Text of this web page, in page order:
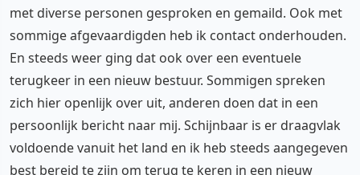
met diverse personen gesproken en gemaild. Ook met
sommige afgevaardigden heb ik contact onderhouden.
En steeds weer ging dat ook over een eventuele
terugkeer in een nieuw bestuur. Sommigen spreken
zich hier openlijk over uit, anderen doen dat in een
persoonlijk bericht naar mij. Schijnbaar is er draagvlak
voldoende vanuit het land en ik heb steeds aangegeven
best bereid te zijn om terug te keren in een nieuw